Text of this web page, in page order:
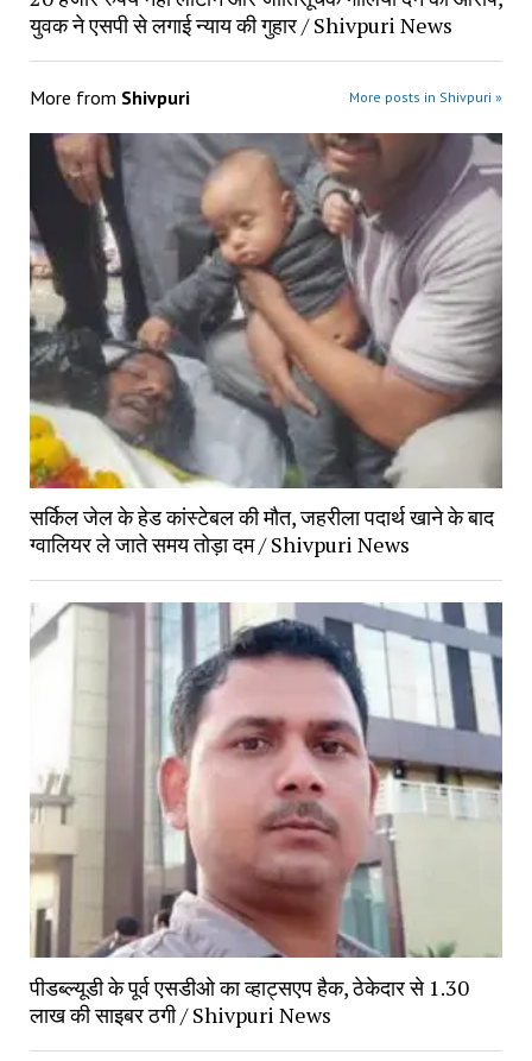
युवक ने एसपी से लगाई न्याय की गुहार / Shivpuri News
More from Shivpuri More posts in Shivpuri »
सर्किल जेल के हेड कांस्टेबल की मौत, जहरीला पदार्थ खाने के बाद
ग्वालियर ले जाते समय तोड़ा दम / Shivpuri News
पीडब्ल्यूडी के पूर्व एसडीओ का व्हाट्सएप हैक, ठेकेदार से 1.30
लाख की साइबर ठगी / Shivpuri News